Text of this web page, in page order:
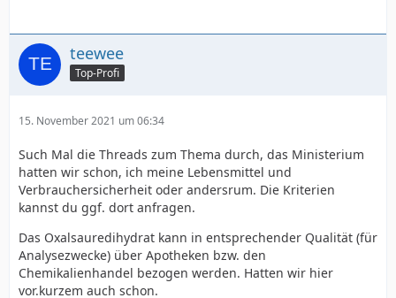
teewee
Top-Profi
15. November 2021 um 06:34
Such Mal die Threads zum Thema durch, das Ministerium
hatten wir schon, ich meine Lebensmittel und
Verbrauchersicherheit oder andersrum. Die Kriterien
kannst du ggf. dort anfragen.
Das Oxalsauredihydrat kann in entsprechender Qualität (für
Analysezwecke) über Apotheken bzw. den
Chemikalienhandel bezogen werden. Hatten wir hier
vor.kurzem auch schon.